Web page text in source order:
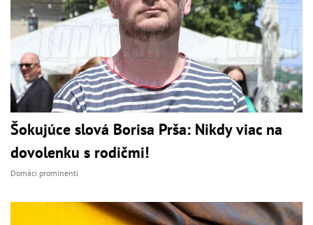
Šokujúce slová Borisa Prša: Nikdy viac na
dovolenku s rodičmi!
Domáci prominenti